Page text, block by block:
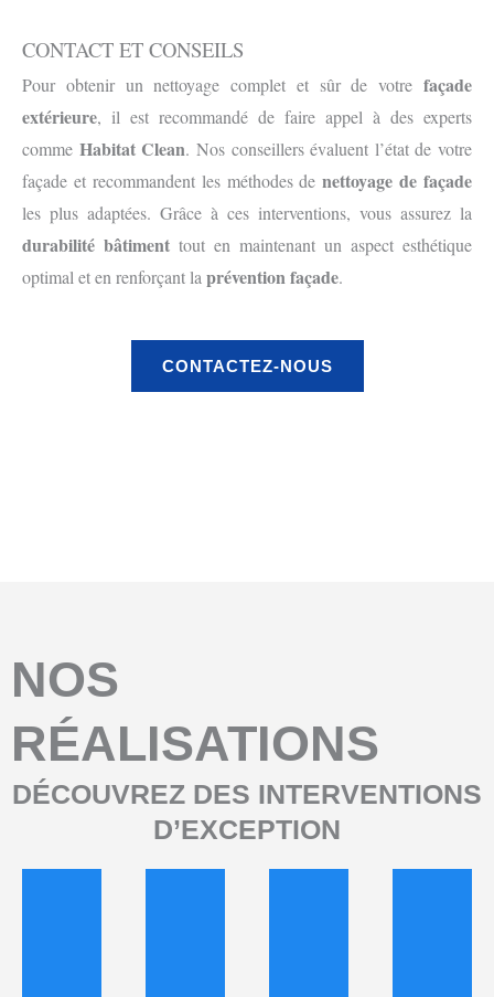
CONTACT ET CONSEILS
Pour obtenir un nettoyage complet et sûr de votre façade
extérieure, il est recommandé de faire appel à des experts
comme Habitat Clean. Nos conseillers évaluent l’état de votre
façade et recommandent les méthodes denettoyage de façade
les plus adaptées. Grâce à ces interventions, vous assurez la
durabilité bâtiment tout en maintenant un aspect esthétique
optimal et en renforçant laprévention façade.
CONTACTEZ-NOUS
NOS
RÉALISATIONS
DÉCOUVREZ DES INTERVENTIONS
D’EXCEPTION